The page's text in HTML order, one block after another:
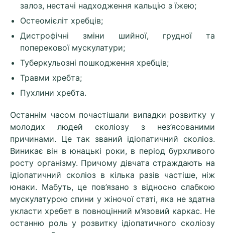
залоз, нестачі надходження кальцію з їжею;
Остеомієліт хребців;
Дистрофічні зміни шийної, грудної та
поперекової мускулатури;
Туберкульозні пошкодження хребців;
Травми хребта;
Пухлини хребта.
Останнім часом почастішали випадки розвитку у
молодих людей сколіозу з нез’ясованими
причинами. Це так званий ідіопатичний сколіоз.
Виникає він в юнацькі роки, в період бурхливого
росту організму. Причому дівчата страждають на
ідіопатичний сколіоз в кілька разів частіше, ніж
юнаки. Мабуть, це пов’язано з відносно слабкою
мускулатурою спини у жіночої статі, яка не здатна
укласти хребет в повноцінний м’язовий каркас. Не
останню роль у розвитку ідіопатичного сколіозу